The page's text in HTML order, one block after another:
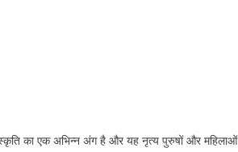
का एक अभिन्न अंग है और यह नृत्य पुरुषों और महिलाओं